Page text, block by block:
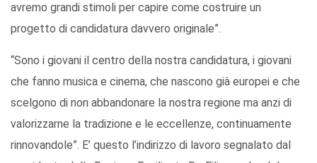
avremo grandi stimoli per capire come costruire un
progetto di candidatura davvero originale”.
“Sono i giovani il centro della nostra candidatura, i giovani
che fanno musica e cinema, che nascono già europei e che
scelgono di non abbandonare la nostra regione ma anzi di
valorizzarne la tradizione e le eccellenze, continuamente
rinnovandole”. E’ questo l’indirizzo di lavoro segnalato dal